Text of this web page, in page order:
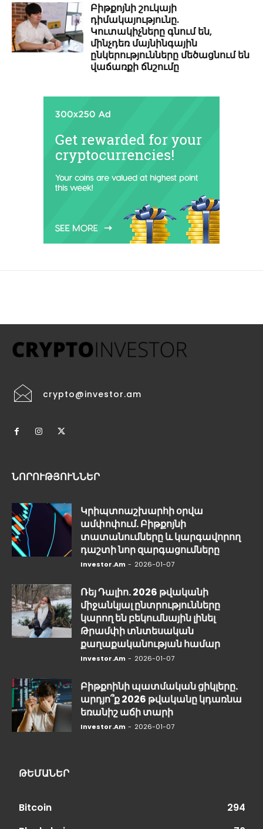
Բիթքոյնի շուկայի
դիմակայությունը.
Կուտակիչները գնում են,
մինչդեռ մայնինգային
ընկերությունները մեծացնում են
վաճառքի ճնշումը
crypto@investor.am
ՆՈՐՈՒԹՅՈՒՆՆԵՐ
Կրիպտոաշխարհի օրվա
ամփոփում. Բիթքոյնի
տատանումները և կարգավորող
դաշտի նոր զարգացումները
Investor.am - 2026-01-07
Ռեյ Դալիո. 2026 թվականի
միջանկյալ ընտրությունները
կարող են բեկումնային լինել
Թրամփի տնտեսական
քաղաքականության համար
Investor.am - 2026-01-07
Բիթքոինի պատմական ցիկլերը.
արդյո՞ք 2026 թվականը կդառնա
եռանիշ աճի տարի
Investor.am - 2026-01-07
ԹԵՄԱՆԵՐ
Bitcoin
294